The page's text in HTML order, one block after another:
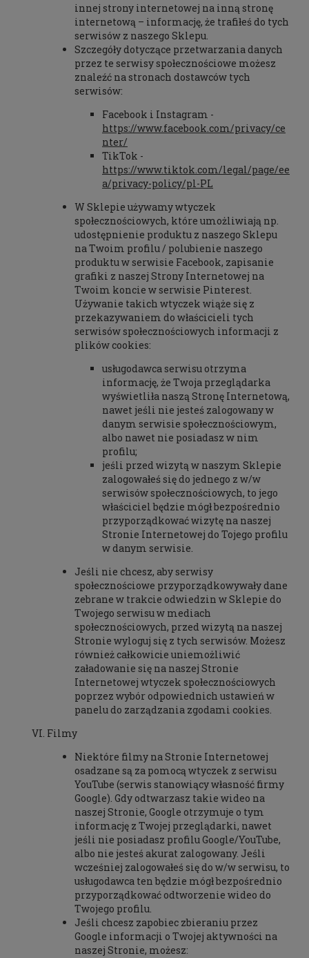
innej strony internetowej na inną stronę
internetową – informację, że trafiłeś do tych
serwisów z naszego Sklepu.
Szczegóły dotyczące przetwarzania danych
przez te serwisy społecznościowe możesz
znaleźć na stronach dostawców tych
serwisów:
Facebook i Instagram -
https://www.facebook.com/privacy/ce
nter/
TikTok -
https://www.tiktok.com/legal/page/ee
a/privacy-policy/pl-PL
W Sklepie używamy wtyczek
społecznościowych, które umożliwiają np.
udostępnienie produktu z naszego Sklepu
na Twoim profilu / polubienie naszego
produktu w serwisie Facebook, zapisanie
grafiki z naszej Strony Internetowej na
Twoim koncie w serwisie Pinterest.
Używanie takich wtyczek wiąże się z
przekazywaniem do właścicieli tych
serwisów społecznościowych informacji z
plików cookies:
usługodawca serwisu otrzyma
informację, że Twoja przeglądarka
wyświetliła naszą Stronę Internetową,
nawet jeśli nie jesteś zalogowany w
danym serwisie społecznościowym,
albo nawet nie posiadasz w nim
profilu;
jeśli przed wizytą w naszym Sklepie
zalogowałeś się do jednego z w/w
serwisów społecznościowych, to jego
właściciel będzie mógł bezpośrednio
przyporządkować wizytę na naszej
Stronie Internetowej do Tojego profilu
w danym serwisie.
Jeśli nie chcesz, aby serwisy
społecznościowe przyporządkowywały dane
zebrane w trakcie odwiedzin w Sklepie do
Twojego serwisu w mediach
społecznościowych, przed wizytą na naszej
Stronie wyloguj się z tych serwisów. Możesz
również całkowicie uniemożliwić
załadowanie się na naszej Stronie
Internetowej wtyczek społecznościowych
poprzez wybór odpowiednich ustawień w
panelu do zarządzania zgodami cookies.
Filmy
Niektóre filmy na Stronie Internetowej
osadzane są za pomocą wtyczek z serwisu
YouTube (serwis stanowiący własność firmy
Google). Gdy odtwarzasz takie wideo na
naszej Stronie, Google otrzymuje o tym
informację z Twojej przeglądarki, nawet
jeśli nie posiadasz profilu Google/YouTube,
albo nie jesteś akurat zalogowany. Jeśli
wcześniej zalogowałeś się do w/w serwisu, to
usługodawca ten będzie mógł bezpośrednio
przyporządkować odtworzenie wideo do
Twojego profilu.
Jeśli chcesz zapobiec zbieraniu przez
Google informacji o Twojej aktywności na
naszej Stronie, możesz: